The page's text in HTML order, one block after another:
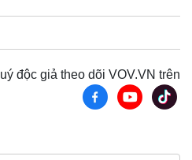
độc giả theo dõi VOV.VN trên